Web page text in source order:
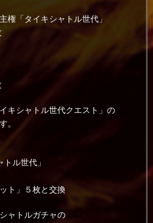
「タイキシャトル世代」
シャトル世代クエスト」の
。
ル世代」
ト」５枚と交換
トルガチャの